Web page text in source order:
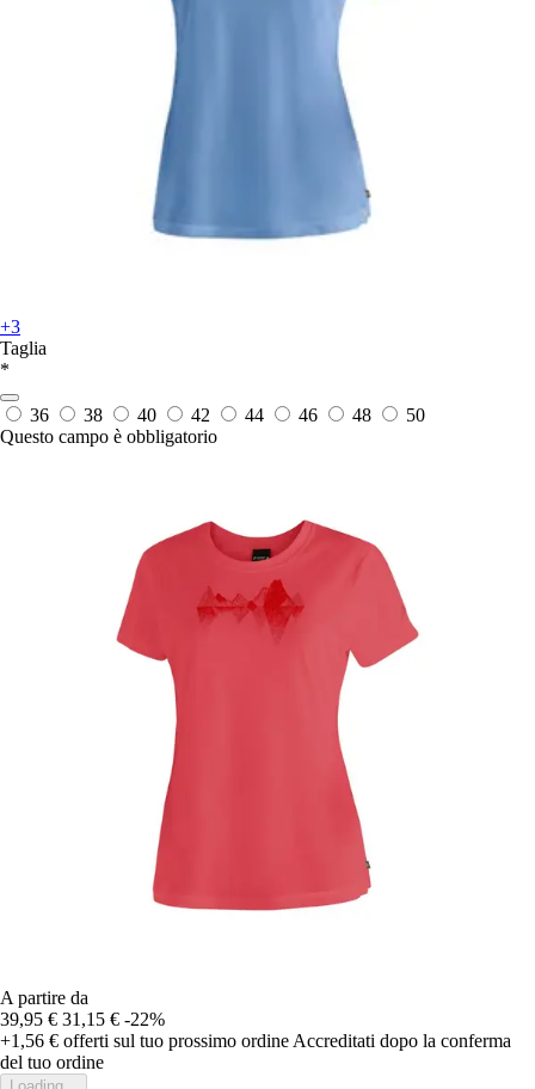
+3
Taglia
*
36 38 40 42 44 46 48
50
Questo campo è obbligatorio
A partire da
39,95 € 31,15 € -22%
+1,56 € offerti sul tuo prossimo ordine Accreditati dopo la conferma
del tuo ordine